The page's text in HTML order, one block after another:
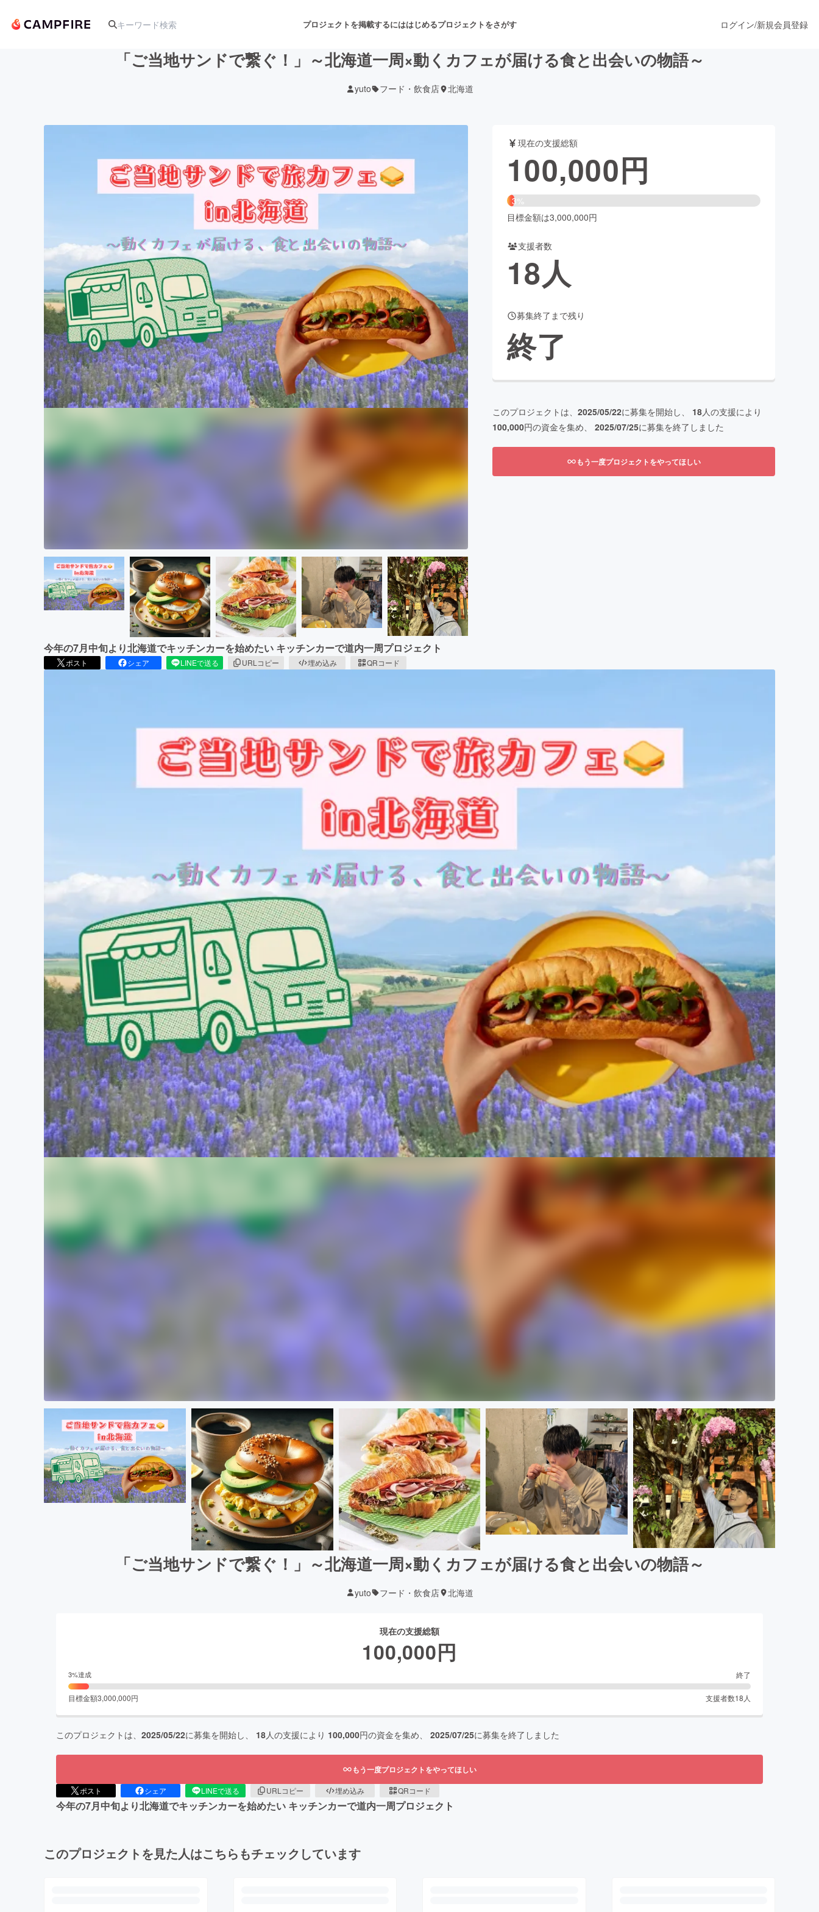
プロジェクトを掲載するにははじめるプロジェクトをさがす
舞台・パフォーマンス
テクノロジー・ガジェット ゲーム・サービス開発 ファッション
書籍・雑誌出版
ビジネス・起業 チャレンジ ビューティー・ヘルスケア
まちづくり・地域活性化
CAMPFIRE for Social GoodCAMPFIRE Creation
CAMPFIREふるさと納税machi-ya コミュニティ
ログイン/新規会員登録
「ご当地サンドで繋ぐ！」～北海道一周×動くカフェが届ける食と出会いの物語～
yuto フード・飲食店 北海道
今年の7月中旬より北海道でキッチンカーを始めたい キッチンカーで道内一周プロジェクト
ポスト シェア LINEで送る URLコピー 埋め込み QRコード
現在の支援総額
100,000円
3%
目標金額は3,000,000円
支援者数
18人
募集終了まで残り
終了
このプロジェクトは、 2025/05/22に募集を開始し、 18人の支援により
100,000円の資金を集め、 2025/07/25に募集を終了しました
もう一度プロジェクトをやってほしい
「ご当地サンドで繋ぐ！」～北海道一周×動くカフェが届ける食と出会いの物語～
yuto フード・飲食店 北海道
現在の支援総額
100,000円
3%達成 終了
目標金額3,000,000円 支援者数18 人
このプロジェクトは、 2025/05/22に募集を開始し、 18人の支援により 100,000円の資金を集め、 2025/07/25に募集を終了しました
もう一度プロジェクトをやってほしい
ポスト シェア LINEで送る URLコピー 埋め込み QRコード
今年の7月中旬より北海道でキッチンカーを始めたい キッチンカーで道内一周プロジェクト
このプロジェクトを見た人はこちらもチェックしています